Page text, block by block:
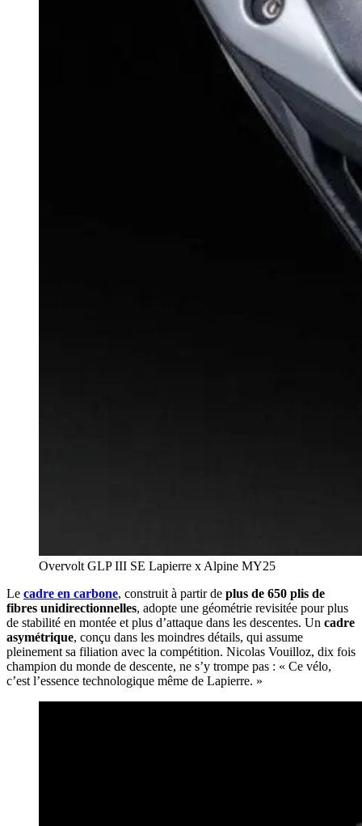
Overvolt GLP III SE Lapierre x Alpine MY25
Le cadre en carbone, construit à partir de plus de 650 plis de
fibres unidirectionnelles, adopte une géométrie revisitée pour plus
de stabilité en montée et plus d’attaque dans les descentes. Un cadre
asymétrique, conçu dans les moindres détails, qui assume
pleinement sa filiation avec la compétition. Nicolas Vouilloz, dix fois
champion du monde de descente, ne s’y trompe pas : « Ce vélo,
c’est l’essence technologique même de Lapierre. »